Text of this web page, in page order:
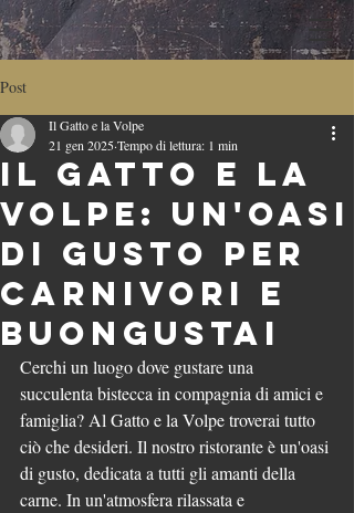
Post
Il Gatto e la
Volpe: Un'Oasi
di Gusto per
Carnivori e
Buongustai
Il Gatto e la Volpe
21 gen 2025Tempo di lettura: 1 min
Cerchi un luogo dove gustare una
succulenta bistecca in compagnia di amici e
famiglia? Al Gatto e la Volpe troverai tutto
ciò che desideri. Il nostro ristorante è un'oasi
di gusto, dedicata a tutti gli amanti della
carne. In un'atmosfera rilassata e